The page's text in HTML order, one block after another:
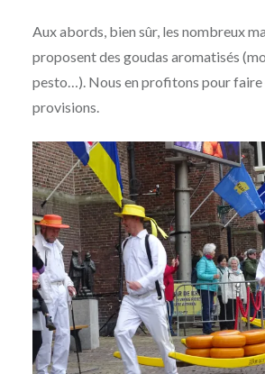
Aux abords, bien sûr, les nombreux
proposent des goudas aromatisés
pesto…). Nous en profitons pour faire
provisions.